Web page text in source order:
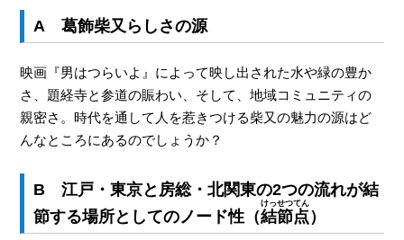
A 葛飾柴又らしさの源
映画『男はつらいよ』によって映し出された水や緑の豊か
さ、題経寺と参道の賑わい、そして、地域コミュニティの
親密さ。時代を通して人を惹きつける柴又の魅力の源はど
んなところにあるのでしょうか？
B 江戸・東京と房総・北関東の2つの流れが結
節する場所としてのノード性（結節点
けっせつてん
）